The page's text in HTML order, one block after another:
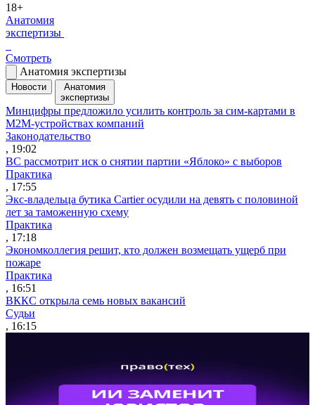
18+
Анатомия
экспертизы
Смотреть
Анатомия экспертизы
Новости
Анатомия
экспертизы
Минцифры предложило усилить контроль за сим-картами в
M2M-устройствах компаний
Законодательство
, 19:02
ВС рассмотрит иск о снятии партии «Яблоко» с выборов
Практика
, 17:55
Экс-владельца бутика Cartier осудили на девять с половиной
лет за таможенную схему
Практика
, 17:18
Экономколлегия решит, кто должен возмещать ущерб при
пожаре
Практика
, 16:51
ВККС открыла семь новых вакансий
Судьи
, 16:15